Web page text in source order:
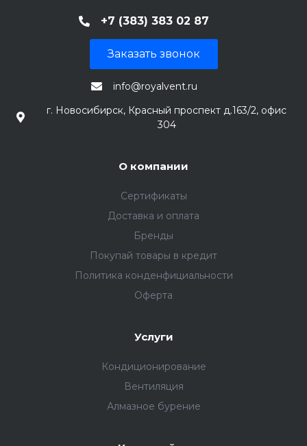
+7 (383) 383 02 87
Заказать звонок
info@royalvent.ru
г. Новосибирск, Красный проспект д.163/2, офис
304
О компании
Сертификаты
Доставка и оплата
Бренды
Покупай товары в кредит
Политика конденфициальности
Оферта
Услуги
Кондиционирование
Вентиляция
Алмазное бурение